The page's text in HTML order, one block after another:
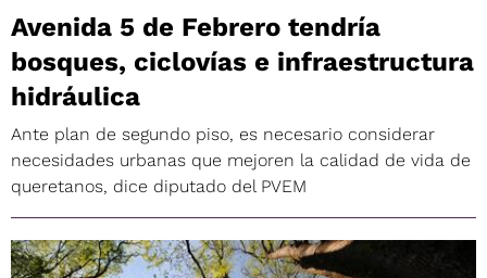
Avenida 5 de Febrero tendría
bosques, ciclovías e infraestructura
hidráulica
Ante plan de segundo piso, es necesario considerar
necesidades urbanas que mejoren la calidad de vida de
queretanos, dice diputado del PVEM